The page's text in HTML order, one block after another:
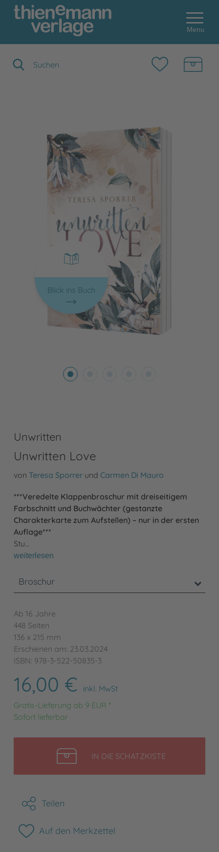
Menu
Blick ins Buch
Unwritten
Unwritten Love
von Teresa Sporrer und Carmen Di Mauro
***Veredelte Klappenbroschur mit dreiseitigem
Farbschnitt und Buchwächter (gestanzte
Charakterkarte zum Aufstellen) – nur in der ersten
Auflage***
Stu…
weiterlesen
Broschur
Ab 16 Jahre
448 Seiten
136 x 215 mm
Erschienen am: 23.03.2024
ISBN: 978-3-522-50835-3
16,00 €
inkl. MwSt
Gratis-Lieferung ab 9 EUR *
Sofort lieferbar
IN DIE SCHATZKISTELEGEN
Teilen
Auf den Merkzettel